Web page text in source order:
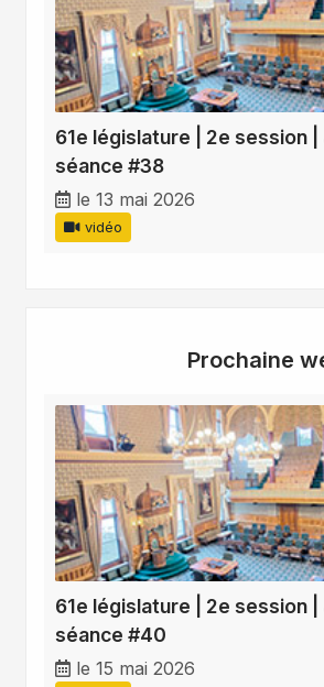
61e législature | 2e session |
séance #38
le 13 mai 2026
vidéo
Prochaine
61e législature | 2e session |
séance #40
le 15 mai 2026